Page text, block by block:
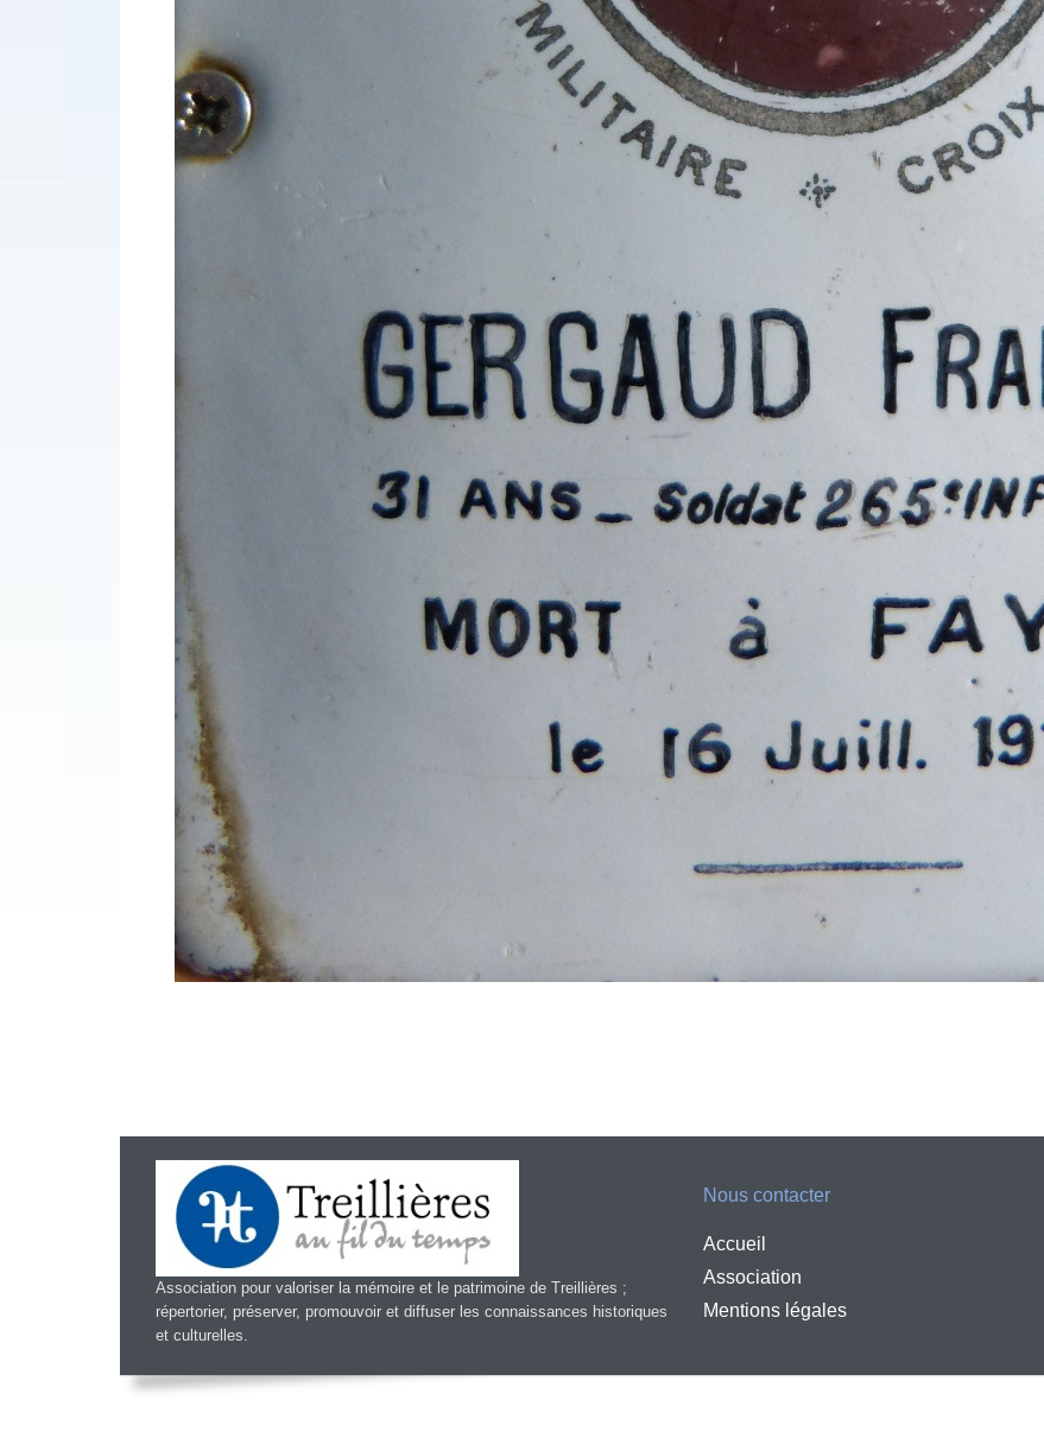
Association pour valoriser la mémoire et le patrimoine de Treillières ;
répertorier, préserver, promouvoir et diffuser les connaissances historiques
et culturelles.
Nous contacter
Accueil
Association
Mentions légales